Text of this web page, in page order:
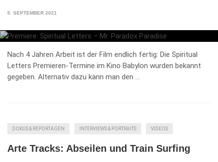
5. SEPTEMBER 2021
Nach 4 Jahren Arbeit ist der Film endlich fertig: Die Spiritual
Letters Premieren-Termine im Kino Babylon wurden bekannt
gegeben. Alternativ dazu kann man den …
DOKUS & REPORTAGEN INTERVIEWS & PORTRAITS VIDEOS
Arte Tracks: Abseilen und Train Surfing